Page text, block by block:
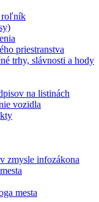
roľník
priestranstva
trhy, slávnosti a hody
na listinách
vozidla
zmysle infozákona
mesta